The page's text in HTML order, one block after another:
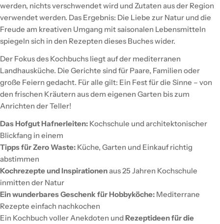
werden, nichts verschwendet wird und Zutaten aus der Region
verwendet werden. Das Ergebnis: Die Liebe zur Natur und die
Freude am kreativen Umgang mit saisonalen Lebensmitteln
spiegeln sich in den Rezepten dieses Buches wider.
Der Fokus des Kochbuchs liegt auf der mediterranen
Landhausküche. Die Gerichte sind für Paare, Familien oder
große Feiern gedacht. Für alle gilt: Ein Fest für die Sinne – von
den frischen Kräutern aus dem eigenen Garten bis zum
Anrichten der Teller!
Das Hofgut Hafnerleiten: Kochschule und architektonischer
Blickfang in einem
Tipps für Zero Waste: Küche, Garten und Einkauf richtig
abstimmen
Kochrezepte und Inspirationenaus 25 Jahren Kochschule
inmitten der Natur
Ein wunderbares Geschenk für Hobbyköche: Mediterrane
Rezepte einfach nachkochen
Ein Kochbuch voller Anekdoten und Rezeptideen für die